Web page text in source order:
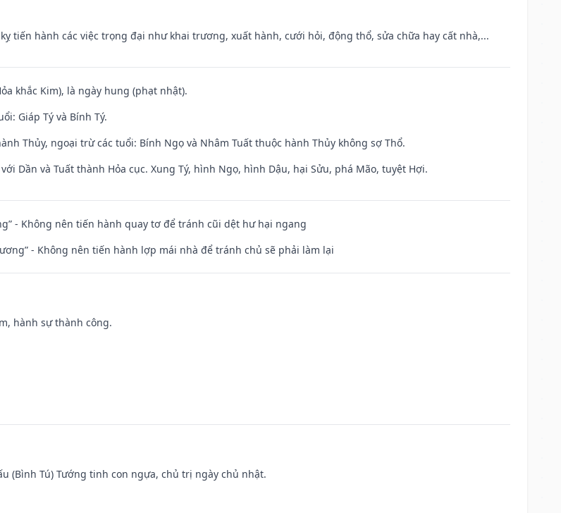
tiến hành các việc trọng đại như khai trương, xuất hành, cưới hỏi, động thổ, sửa chữa hay cất nhà,...
khắc Kim), là ngày hung (phạt nhật).
Giáp Tý và Bính Tý.
Thủy, ngoại trừ các tuổi: Bính Ngọ và Nhâm Tuất thuộc hành Thủy không sợ Thổ.
Dần và Tuất thành Hỏa cục. Xung Tý, hình Ngọ, hình Dậu, hại Sửu, phá Mão, tuyệt Hợi.
- Không nên tiến hành quay tơ để tránh cũi dệt hư hại ngang
- Không nên tiến hành lợp mái nhà để tránh chủ sẽ phải làm lại
hành sự thành công.
(Bình Tú) Tướng tinh con ngựa, chủ trị ngày chủ nhật.